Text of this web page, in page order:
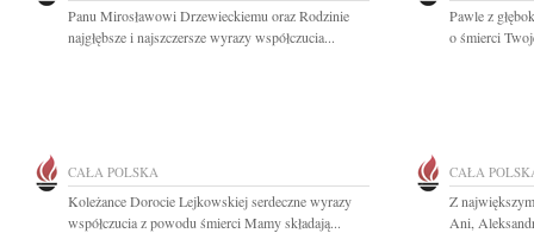
Panu Mirosławowi Drzewieckiemu oraz Rodzinie
najgłębsze i najszczersze wyrazy współczucia...
Pawle z
o śmierci
CAŁA POLSKA
Koleżance Dorocie Lejkowskiej serdeczne wyrazy
współczucia z powodu śmierci Mamy składają...
CAŁA
Z
Ani,